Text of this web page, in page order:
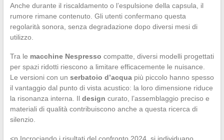
Anche durante il riscaldamento o l’espulsione della capsula, il
rumore rimane contenuto. Gli utenti confermano questa
regolarità sonora, senza degradazione dopo diversi mesi di
utilizzo.
Tra le macchine Nespresso compatte, diversi modelli progettati
per spazi ridotti riescono a limitare efficacemente le nuisance.
Le versioni con un serbatoio d’acquapiù piccolo hanno spesso
il vantaggio dal punto di vista acustico: la loro dimensione riduce
la risonanza interna. Il design curato, l’assemblaggio preciso e
materiali di qualità contribuiscono anche a questa ricerca di
silenzio.